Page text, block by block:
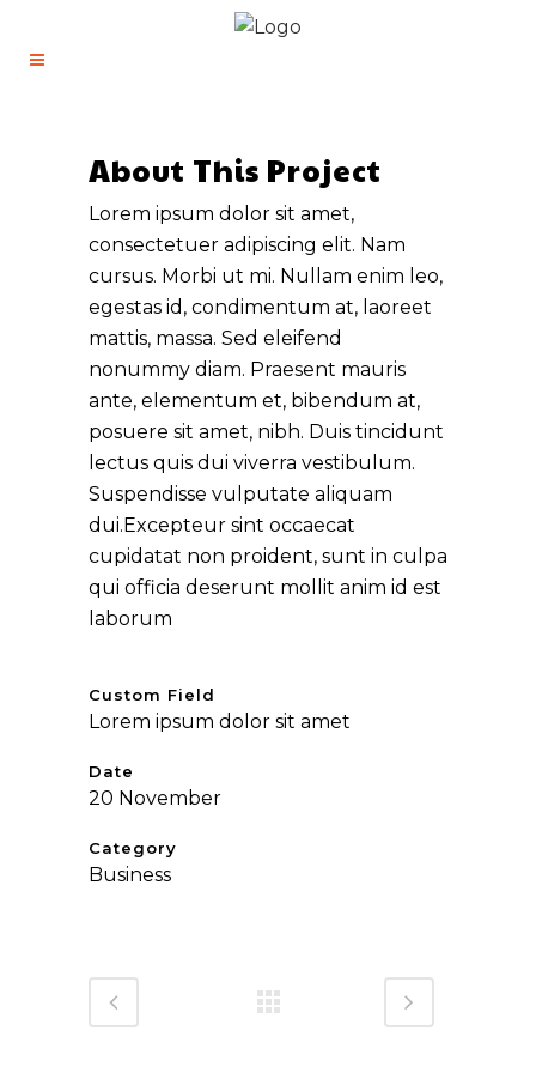
About This Project
Lorem ipsum dolor sit amet,
consectetuer adipiscing elit. Nam
cursus. Morbi ut mi. Nullam enim leo,
egestas id, condimentum at, laoreet
mattis, massa. Sed eleifend
nonummy diam. Praesent mauris
ante, elementum et, bibendum at,
posuere sit amet, nibh. Duis tincidunt
lectus quis dui viverra vestibulum.
Suspendisse vulputate aliquam
dui.Excepteur sint occaecat
cupidatat non proident, sunt in culpa
qui officia deserunt mollit anim id est
laborum
Custom Field
Lorem ipsum dolor sit amet
Date
20 November
Category
Business